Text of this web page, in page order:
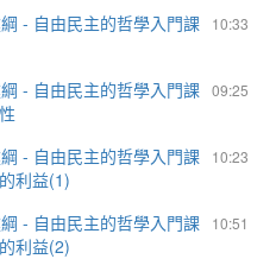
10:33
- 自由民主的哲學入門課
09:25
- 自由民主的哲學入門課
10:23
- 自由民主的哲學入門課
利益(1)
10:51
- 自由民主的哲學入門課
利益(2)